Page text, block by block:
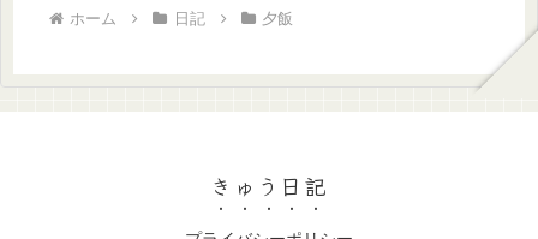
ホーム 日記 夕飯
きゅう日記